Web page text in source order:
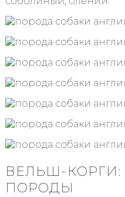
ВЕЛЬШ-
ПОРОДЫ